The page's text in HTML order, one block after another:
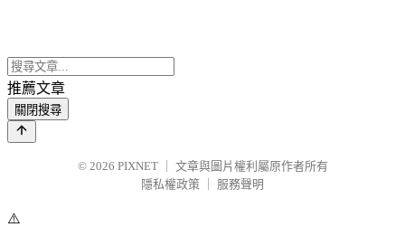
推薦文章
關閉搜尋
© 2026 PIXNET
文章與圖片權利屬原作者所有
隱私權政策
服務聲明
⚠️